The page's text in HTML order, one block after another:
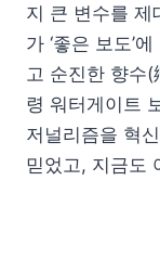
지 큰 변수를 제
가 ‘좋은 보도’
고 순진한 향수
령 워터게이트
저널리즘을 혁
믿었고, 지금도